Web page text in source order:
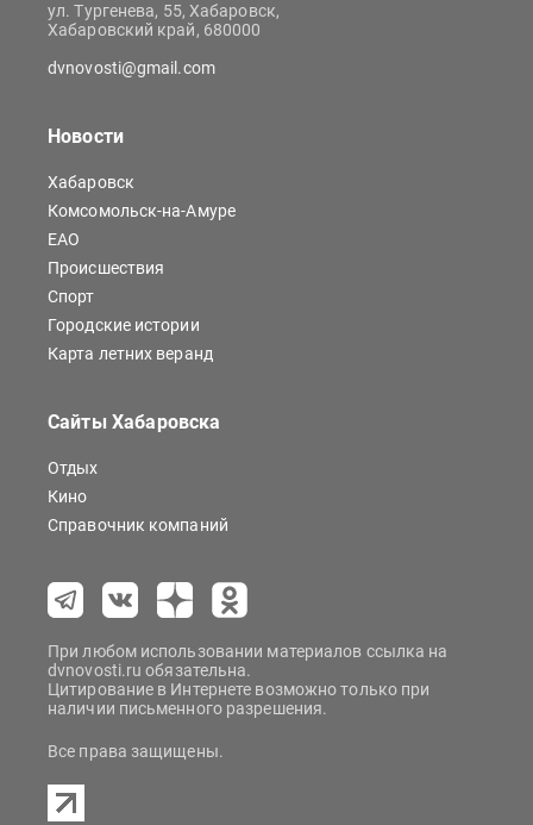
ул. Тургенева, 55, Хабаровск,
Хабаровский край, 680000
dvnovosti@gmail.com
Новости
Хабаровск
Комсомольск-на-Амуре
ЕАО
Происшествия
Спорт
Городские истории
Карта летних веранд
Сайты Хабаровска
Отдых
Кино
Справочник компаний
При любом использовании материалов ссылка на
dvnovosti.ru обязательна.
Цитирование в Интернете возможно только при
наличии письменного разрешения.
Все права защищены.